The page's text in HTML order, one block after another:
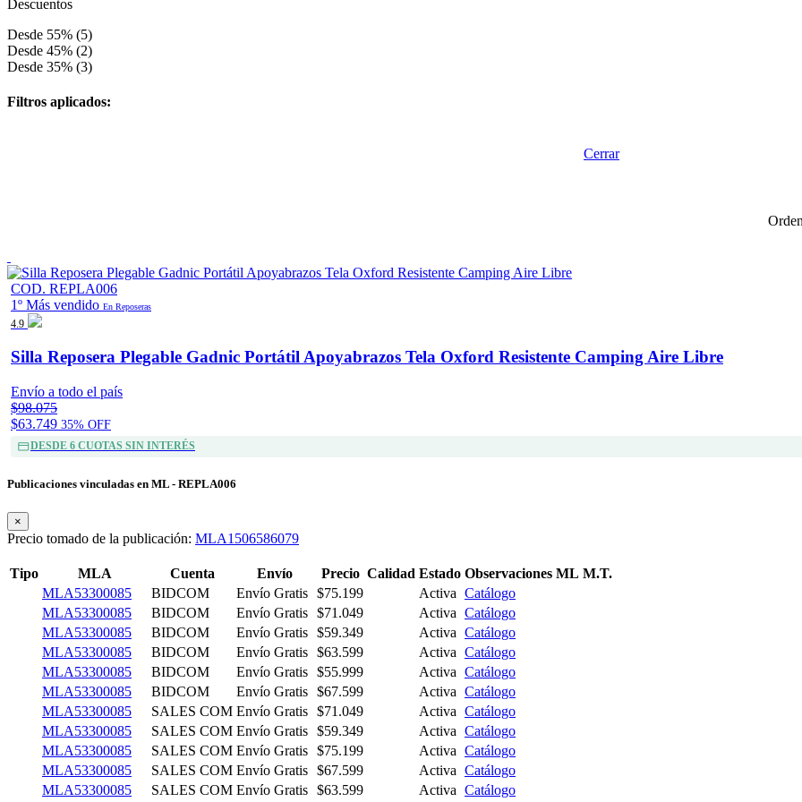
Descuentos
Desde 55% (5)
Desde 45% (2)
Desde 35% (3)
Filtros aplicados:
Cerrar
COD. REPLA006
1º Más vendido En Reposeras
4.9
Silla Reposera Plegable Gadnic Portátil Apoyabrazos Tela Oxford Resistente Camping Aire Libre
Envío a todo el país
$98.075
$63.749 35% OFF
DESDE 6 CUOTAS SIN INTERÉS
Publicaciones vinculadas en ML - REPLA006
×
Precio tomado de la publicación: MLA1506586079
Tipo MLA Cuenta Envío Precio Calidad Estado Observaciones ML M.T.
MLA53300085
BIDCOM Envío Gratis $75.199 Activa Catálogo
MLA53300085
BIDCOM Envío Gratis $71.049 Activa Catálogo
MLA53300085
BIDCOM Envío Gratis $59.349 Activa Catálogo
MLA53300085
BIDCOM Envío Gratis $63.599 Activa Catálogo
MLA53300085
BIDCOM Envío Gratis $55.999 Activa Catálogo
MLA53300085
BIDCOM Envío Gratis $67.599 Activa Catálogo
MLA53300085
SALES COM Envío Gratis $71.049 Activa Catálogo
MLA53300085
SALES COM Envío Gratis $59.349 Activa Catálogo
MLA53300085
SALES COM Envío Gratis $75.199 Activa Catálogo
MLA53300085
SALES COM Envío Gratis $67.599 Activa Catálogo
MLA53300085
SALES COM Envío Gratis $63.599 Activa Catálogo